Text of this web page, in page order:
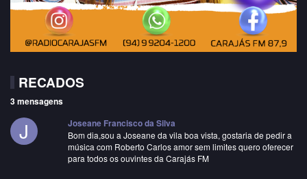
RECADOS
3 mensagens
J Joseane Francisco da Silva
Bom dia,sou a Joseane da vila boa vista, gostaria de pedir a
música com Roberto Carlos amor sem limites quero oferecer
para todos os ouvintes da Carajás FM